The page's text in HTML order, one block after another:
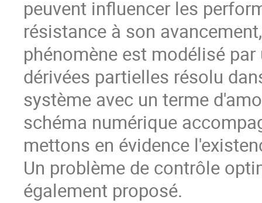
peuvent influencer les
résistance à son
phénomène est modélisé
dérivées partielles résolu
système avec un terme
schéma numérique
mettons en évidence
Un problème de contrôle
également proposé.